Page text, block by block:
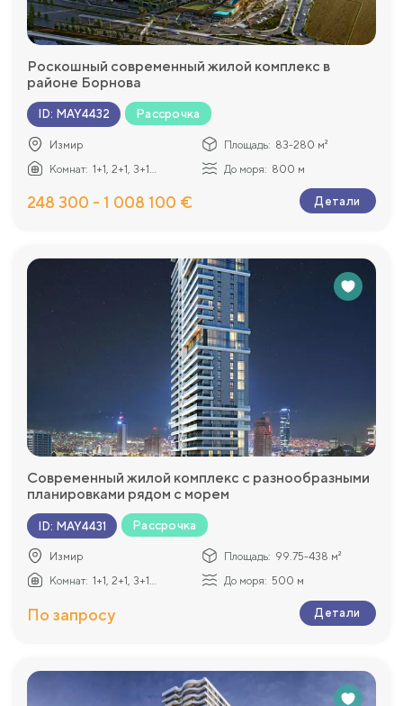
Роскошный современный жилой комплекс в
районе Борнова
ID: MAY4432 Рассрочка
Измир Площадь: 83-280 м²
Комнат: 1+1, 2+1, 3+1... До моря: 800 м
248 300 - 1 008 100 € Детали
Современный жилой комплекс с разнообразными
планировками рядом с морем
ID: MAY4431 Рассрочка
Измир Площадь: 99.75-438 м²
Комнат: 1+1, 2+1, 3+1... До моря: 500 м
По запросу Детали